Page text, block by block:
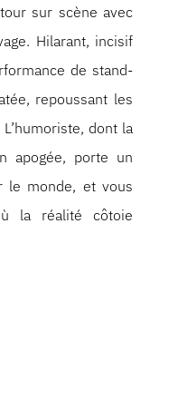
sur scène avec
Hilarant, incisif
de stand-
repoussant les
dont la
apogée, porte un
le monde, et vous
la réalité côtoie